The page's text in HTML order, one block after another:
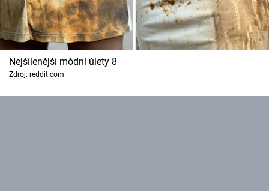
Nejšílenější módní úlety 8
Zdroj: reddit.com